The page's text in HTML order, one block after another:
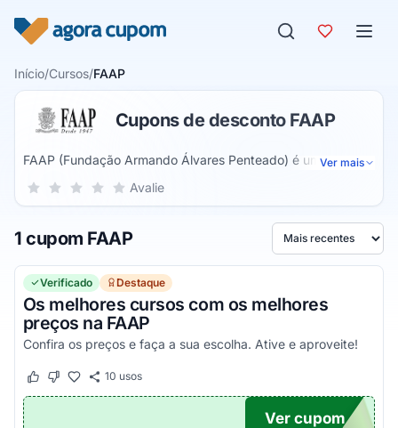
Início/Cursos/FAAP
Cupons de desconto FAAP
FAAP (Fundação Armando Álvares Penteado) é uma
instituição privada de ensino superior que oferece cursos de
em regime de ensino presencial e a distância.
Ver mais
Sua nota para FAAP, de 1 a 5 estrelas
5 estrelas
4 estrelas
3 estrelas
2 estrelas
1 estrela Avalie
1 cupom FAAP Ordenar por
Verificado Destaque
Os melhores cursos com os melhores
preços na FAAP
Confira os preços e faça a sua escolha. Ative e aproveite!
Este cupom funcionou
Este cupom não funcionou
10 usos
O...
Ver cupom